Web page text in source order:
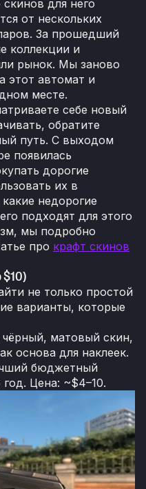
для него
от нескольких
За прошедший
коллекции и
рынок. Мы заново
этот автомат и
месте.
себе новый
обратите
путь. С выходом
появилась
дорогие
их в
недорогие
подходят для этого
мы подробно
про крафт скинов
$10)
не только простой
варианты, которые
матовый скин,
основа для наклеек.
бюджетный
Цена: ~$4–10.